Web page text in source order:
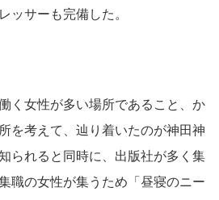
ッサーも完備した。
く女性が多い場所であること、か
を考えて、辿り着いたのが神田神
られると同時に、出版社が多く集
職の女性が集うため「昼寝のニー